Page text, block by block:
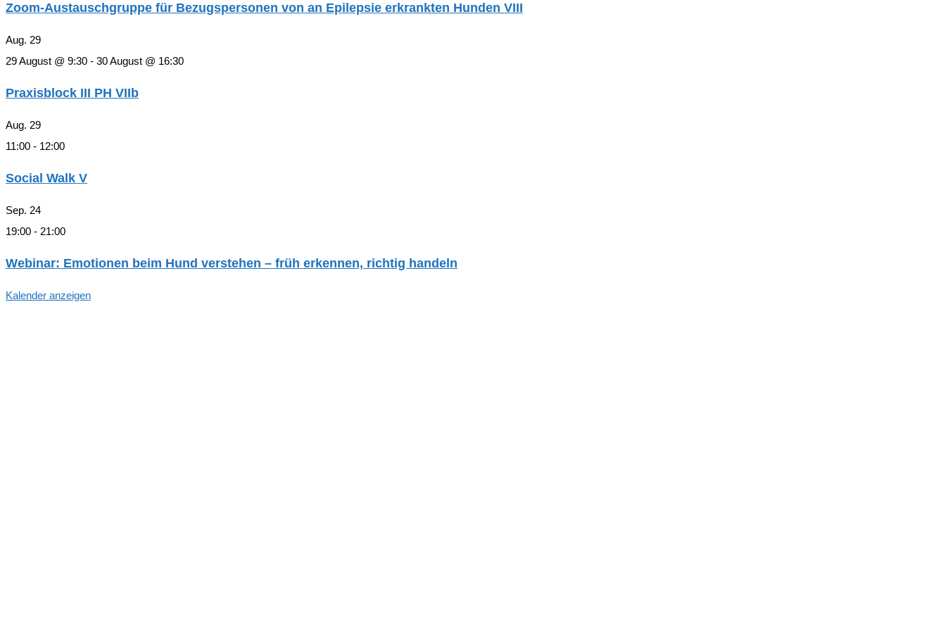
Zoom-Austauschgruppe für Bezugspersonen von an Epilepsie erkrankten Hunden VIII
Aug. 29
29 August @ 9:30 - 30 August @ 16:30
Praxisblock III PH VIIb
Aug. 29
11:00 - 12:00
Social Walk V
Sep. 24
19:00 - 21:00
Webinar: Emotionen beim Hund verstehen – früh erkennen, richtig handeln
Kalender anzeigen